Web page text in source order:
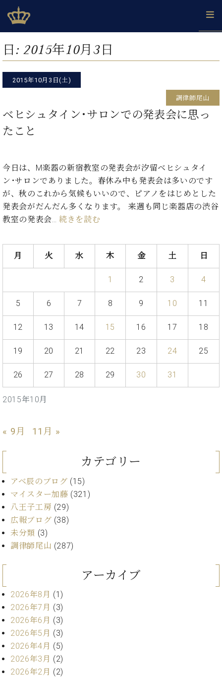
to
content
ベヒシュタインジャパン公式サイト
BECHSTEIN JAPAN Official Site
タ
ロ
グ
ベ
ヒ
ュ
ン
サ
ト /
C.
ベ
ュ
デ
ン
ス
ベ
ヒ
ン
ー
ト
/
C.
ベ
イ
ン
レ
ジ
デ
ン
ス
示
ノ
技
術
ベ
ヒ
シ
イ
ン
の
ン
ド
ピ
ア
ノ
を
る
こ
と
音
と
タ
チ
ベ
ヒ
シ
イ
ン
の
取
り
組
み
製
造
番
号
ベ
密
ド
イ
ツ
器
ベ
ヒ
タ
イ
ン
ブ
ヒ
リ
楽
達
の
声
シ
ン
音
色
ベ
ヒ
イ
を
弾
く
前
に
ニ
ー
ベ
メ
ル
マ
員
登
録
内
各
店
舗
お
せ
(入
荷
情
等)
プ
レ
ス
ー
せ・
メ
デ
ィ
ア
情
報)
ン
ペ
ー
ン
コ
ン
デ
ラ
ー・
取
扱
舗・
サ
ロ
ン・
調
シ
イ
で、
し
た
い！
び
た
録
は、
近
く
の
直
舗
オンライン試弾
メルマガ登録
趣
味
か
ら
学
ぶ
方
ま
大
歓
迎。
企
業
情
採
用
ベ
ヒ
ュ
タ
ン・
ベ
イ
ン・
ジ
ン
日: 2015年10月3日
2015年10月3日(土)
調律師尾山
ベヒシュタイン･サロンでの発表会に思っ
たこと
今日は、M楽器の新宿教室の発表会が汐留ベヒシュタイ
ン･サロンでありました。春休み中も発表会は多いのです
が、秋のこれから気候もいいので、ピアノをはじめとした
発表会がだんだん多くなります。 来週も同じ楽器店の渋谷
教室の発表会…続きを読む
2015年10月
月 火 水 木 金 土 日
1 2 3 4
5 6 7 8 9 10 11
12 13 14 15 16 17 18
19 20 21 22 23 24 25
26 27 28 29 30 31
« 9月 11月 »
カテゴリー
アベ辰のブログ (15)
マイスター加藤 (321)
八王子工房 (29)
広報ブログ (38)
未分類 (3)
調律師尾山 (287)
アーカイブ
2026年8月 (1)
2026年7月 (3)
2026年6月 (3)
2026年5月 (3)
2026年4月 (5)
2026年3月 (2)
2026年2月 (2)